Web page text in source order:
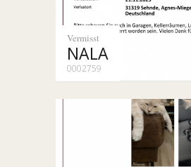
Vermisst
NALA
0002759